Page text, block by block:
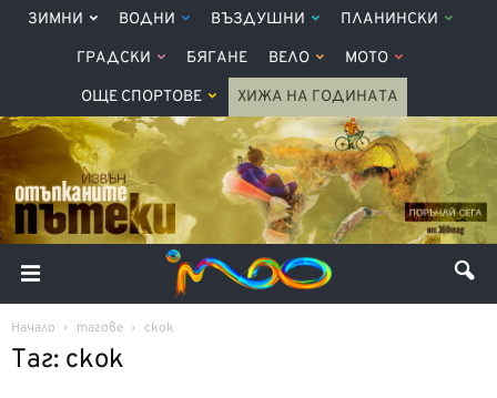
ЗИМНИ ВОДНИ ВЪЗДУШНИ ПЛАНИНСКИ
ГРАДСКИ БЯГАНЕ ВЕЛО МОТО
ОЩЕ СПОРТОВЕ ХИЖА НА ГОДИНАТА
Начало тагове скок
Таг: скок